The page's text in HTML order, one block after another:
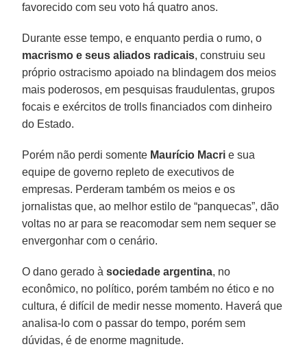
favorecido com seu voto há quatro anos.
Durante esse tempo, e enquanto perdia o rumo, o
macrismo e seus aliados radicais, construiu seu
próprio ostracismo apoiado na blindagem dos meios
mais poderosos, em pesquisas fraudulentas, grupos
focais e exércitos de trolls financiados com dinheiro
do Estado.
Porém não perdi somente Maurício Macri e sua
equipe de governo repleto de executivos de
empresas. Perderam também os meios e os
jornalistas que, ao melhor estilo de “panquecas”, dão
voltas no ar para se reacomodar sem nem sequer se
envergonhar com o cenário.
O dano gerado àsociedade argentina, no
econômico, no político, porém também no ético e no
cultura, é difícil de medir nesse momento. Haverá que
analisa-lo com o passar do tempo, porém sem
dúvidas, é de enorme magnitude.